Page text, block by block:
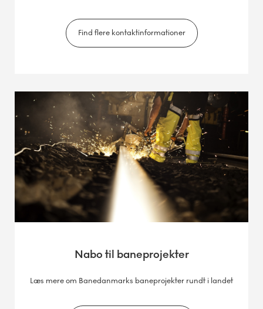
Find flere kontaktinformationer
Nabo til baneprojekter
Læs mere om Banedanmarks baneprojekter rundt i landet